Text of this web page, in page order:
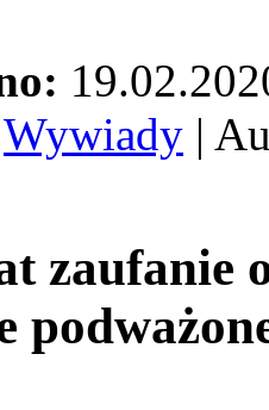
Wywiady |
zaufanie